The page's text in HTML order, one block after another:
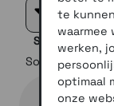
Filteren
Selectie
Sorteer op
te
waarmee
werken,
optimaal
onze